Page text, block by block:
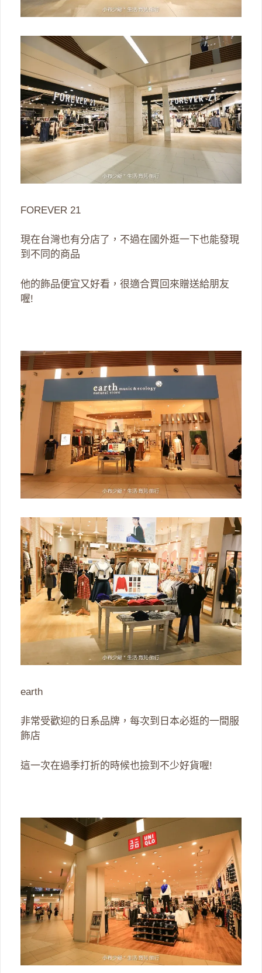
FOREVER 21
現在台灣也有分店了，不過在國外逛一下也能發現
到不同的商品
他的飾品便宜又好看，很適合買回來贈送給朋友
喔!
earth
非常受歡迎的日系品牌，每次到日本必逛的一間服
飾店
這一次在過季打折的時候也撿到不少好貨喔!